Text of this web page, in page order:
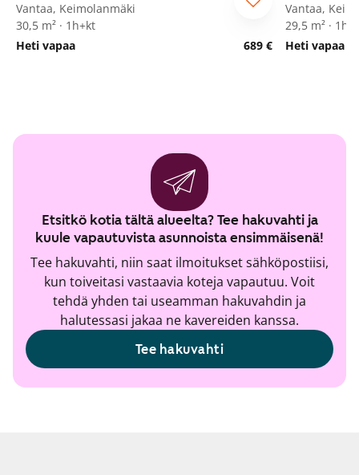
Vantaa, Keimolanmäki
30,5 m² · 1h+kt
Heti vapaa
689 €
Vantaa,
29,5 m² ·
Heti vapaa
Etsitkö kotia tältä alueelta? Tee hakuvahti ja
kuule vapautuvista asunnoista ensimmäisenä!
Tee hakuvahti, niin saat ilmoitukset sähköpostiisi,
kun toiveitasi vastaavia koteja vapautuu. Voit
tehdä yhden tai useamman hakuvahdin ja
halutessasi jakaa ne kavereiden kanssa.
Tee hakuvahti